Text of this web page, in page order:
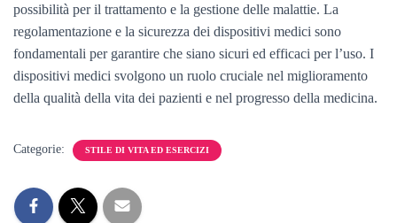
possibilità per il trattamento e la gestione delle malattie. La
regolamentazione e la sicurezza dei dispositivi medici sono
fondamentali per garantire che siano sicuri ed efficaci per l’uso. I
dispositivi medici svolgono un ruolo cruciale nel miglioramento
della qualità della vita dei pazienti e nel progresso della medicina.
Categorie: STILE DI VITA ED ESERCIZI